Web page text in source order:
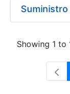
Showing 1 to